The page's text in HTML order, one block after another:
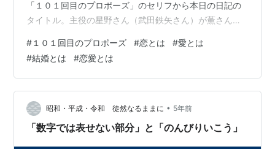
「１０１回目のプロポーズ」のセリフから本日の日記の
タイトル。主役の星野さん（武田鉄矢さん）が薫さん
変わらず愛している」もうこの文章だけで愛ってなんだ
ろうってのが伝わります。愛って何だろう？（ASDなの
で）。 ５０年後に本当に愛してるかどうかなんて聞いて
ないんですよ。要は決意の問題です。５０年後でも僕は
君を愛してるっていうぐらい今の君を愛してるんです。
ドラマの中の恋のライバル藤井さんが言っていた「今…
# １０１回目のプロポーズ #恋とは #愛とは
#結婚とは #恋愛とは
昭和・平成・令和 徒然なるままに • 5年前
「数字では表せない部分」と「のんびりいこう」